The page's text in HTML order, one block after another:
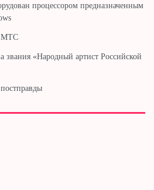
процессором предназначенным
МТС
«Народный артист Российской